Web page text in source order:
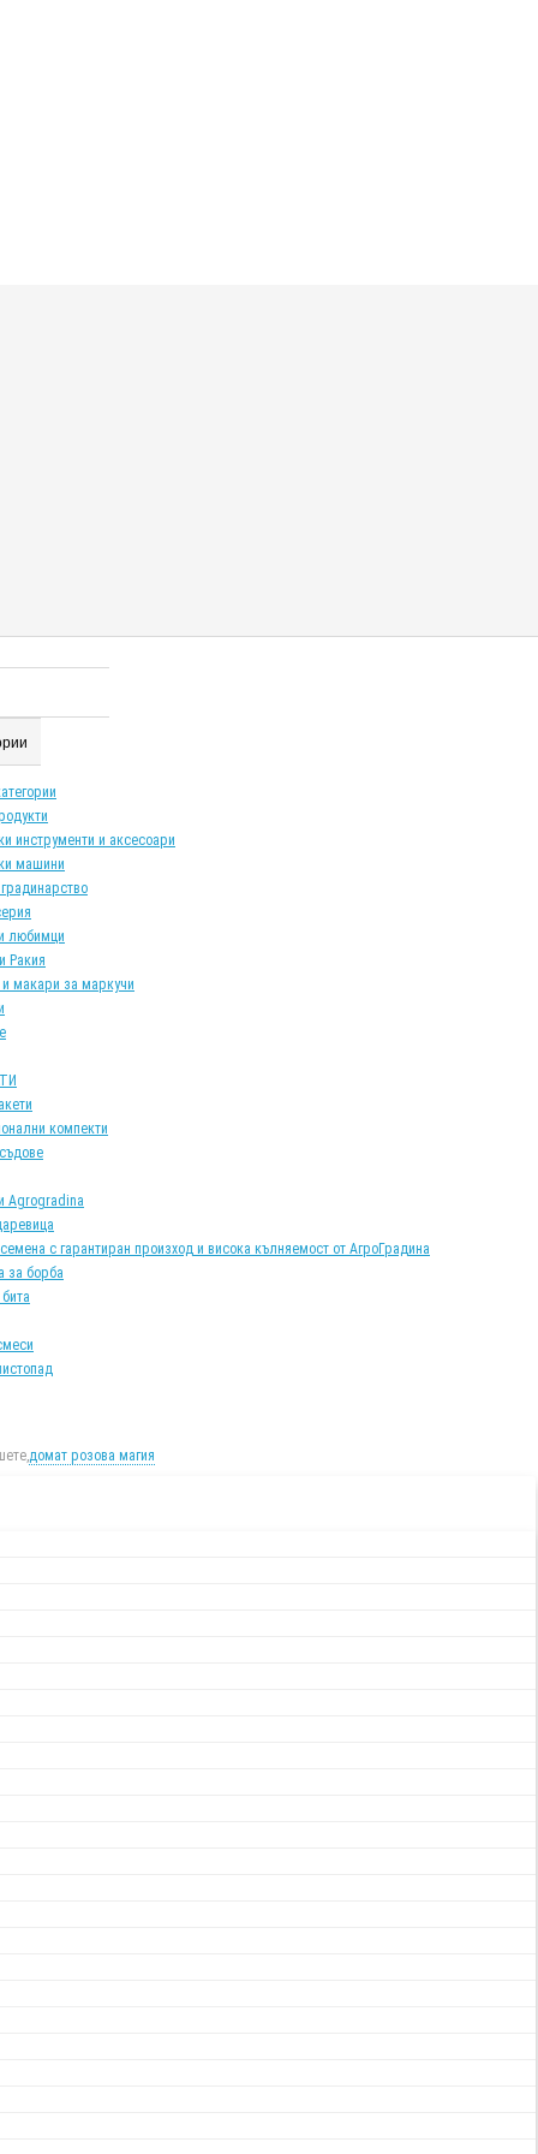
инструменти и аксесоари
машини
любимци
Ракия
и макари за маркучи
компекти
Agrogradina
с гарантиран произход и висока кълняемост от АгроГрадина
за борба
домат розова магия